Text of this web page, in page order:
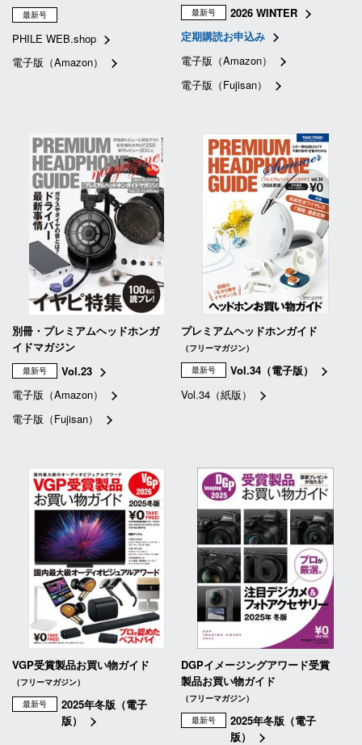
最新号
PHILE WEB.shop
電子版（Amazon）
最新号
2026 WINTER
定期購読お申込み
電子版（Amazon）
電子版（Fujisan）
別冊・プレミアムヘッドホンガ
イドマガジン
最新号
Vol.23
電子版（Amazon）
電子版（Fujisan）
プレミアムヘッドホンガイド
（フリーマガジン）
最新号
Vol.34（電子版）
Vol.34（紙版）
VGP受賞製品お買い物ガイド
（フリーマガジン）
最新号
2025年冬版（電子
版）
DGPイメージングアワード受賞
製品お買い物ガイド
（フリーマガジン）
最新号
2025年冬版（電子
版）